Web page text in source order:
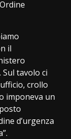
il
Sul tavolo ci
crollo
imponeva un
d’urgenza